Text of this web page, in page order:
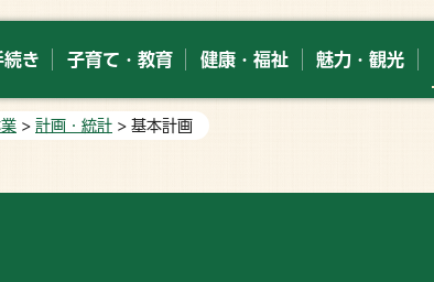
続き 子育て・教育 健康・福祉 魅力・観光
> 計画・統計 > 基本計画